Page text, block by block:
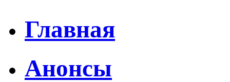
Главная
Анонсы